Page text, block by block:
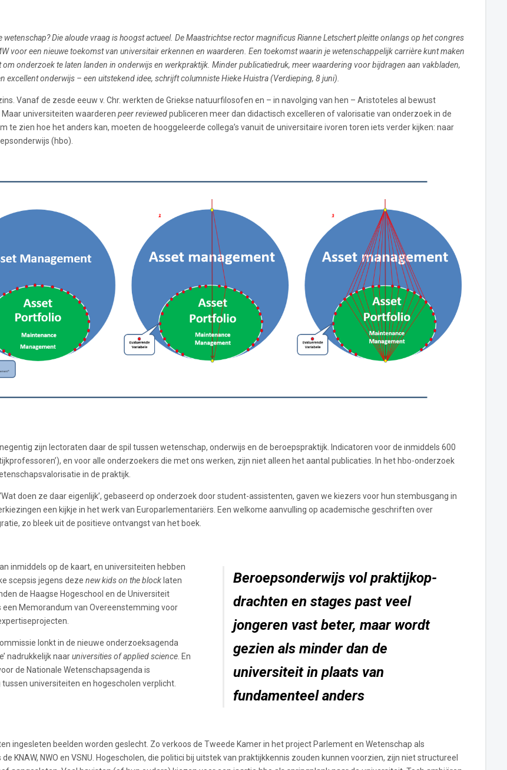
wetenschap? Die aloude vraag is hoogst actueel. De Maastrichtse rector magnificus Rianne Letschert pleitte onlangs op het congres
voor een nieuwe toekomst van universitair erkennen en waarderen. Een toekomst waarin je wetenschappelijk carrière kunt maken
om onderzoek te laten landen in onderwijs en werkpraktijk. Minder publicatiedruk, meer waardering voor bijdragen aan vakbladen,
excellent onderwijs – een uitstekend idee, schrijft columniste Hieke Huistra (Verdieping, 8 juni).
Vanaf de zesde eeuw v. Chr. werkten de Griekse natuurfilosofen en – in navolging van hen – Aristoteles al bewust
universiteiten waarderen peer reviewedpubliceren meer dan didactisch excelleren of valorisatie van onderzoek in de
te zien hoe het anders kan, moeten de hooggeleerde collega’s vanuit de universitaire ivoren toren iets verder kijken: naar
(hbo).
zijn lectoraten daar de spil tussen wetenschap, onderwijs en de beroepspraktijk. Indicatoren voor de inmiddels 600
en voor alle onderzoekers die met ons werken, zijn niet alleen het aantal publicaties. In het hbo-onderzoek
in de praktijk.
doen ze daar eigenlijk’, gebaseerd op onderzoek door student-assistenten, gaven we kiezers voor hun stembusgang in
een kijkje in het werk van Europarlementariërs. Een welkome aanvulling op academische geschriften over
zo bleek uit de positieve ontvangst van het boek.
inmiddels op de kaart, en universiteiten hebben
scepsis jegens deze new kids on the blocklaten
de Haagse Hogeschool en de Universiteit
een Memorandum van Overeenstemming voor
lonkt in de nieuwe onderzoeksagenda
nadrukkelijk naaruniversities of applied science. En
de Nationale Wetenschapsagenda is
universiteiten en hogescholen verplicht.
Be­roeps­on­der­wijs vol prak­tijk­op­
drach­ten en stages past veel
jongeren vast beter, maar wordt
gezien als minder dan de
universiteit in plaats van
fundamenteel anders
ingesleten beelden worden geslecht. Zo verkoos de Tweede Kamer in het project Parlement en Wetenschap als
KNAW, NWO en VSNU. Hogescholen, die politici bij uitstek van praktijkkennis zouden kunnen voorzien, zijn niet structureel